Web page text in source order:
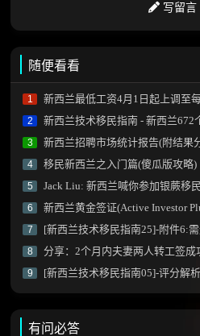
写留言
随便看看
1 新西兰最低工资4月1日起上调至
2 新西兰技术移民指南 - 新西兰672
3 新西兰招聘市场统计报告(附结果
4 移民新西兰之入门篇(傻瓜版攻略)
5 Jack Liu: 新西兰喊你参加银蕨移
6 新西兰黄金签证(Active Investor
7 [新西兰技术移民指南25]-附件6:
8 分享：2个月内夫妻两人转工签成
9 [新西兰技术移民指南05]-评分解
有问必答